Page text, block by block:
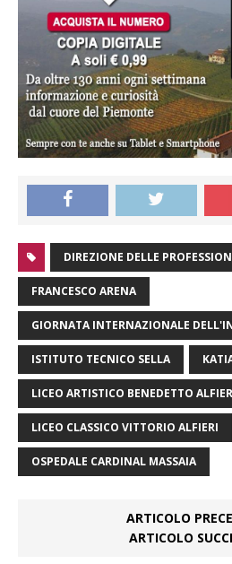
DIREZIONE DELLE
FRANCESCO ARENA
GIORNATA INTERNAZIONALE
ISTITUTO TECNICO SELLA
LICEO ARTISTICO BENEDETTO
LICEO CLASSICO VITTORIO ALFIERI
OSPEDALE CARDINAL MASSAIA
ARTICOLO
ARTICOLO